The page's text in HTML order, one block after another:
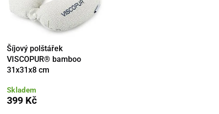
Šíjový polštářek
VISCOPUR® bamboo
31x31x8 cm
Skladem
399 Kč